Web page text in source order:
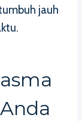
jauh